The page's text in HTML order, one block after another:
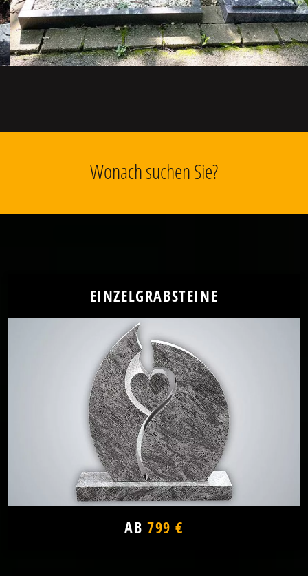
Wonach suchen Sie?
EINZELGRABSTEINE
AB 799 €